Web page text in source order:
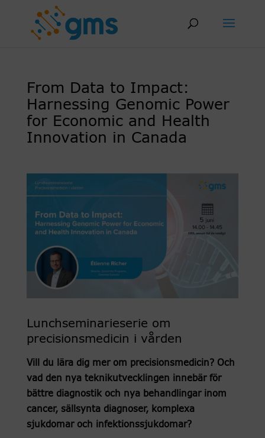
From Data to Impact:
Harnessing Genomic Power
for Economic and Health
Innovation in Canada
Lunchseminarieserie om
precisionsmedicin i vården
Vill du lära dig mer om precisionsmedicin? Och
vad den nya teknikutvecklingen innebär för
bättre diagnostik och nya behandlingar inom
cancer, sällsynta diagnoser, komplexa
sjukdomar och infektionssjukdomar?